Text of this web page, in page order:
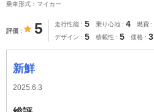
乗車形式：マイカー
評価 5 走行性能 5 乗り心地 4 燃費
デザイン 5 積載性 5 価格 3
新鮮
2025.6.3